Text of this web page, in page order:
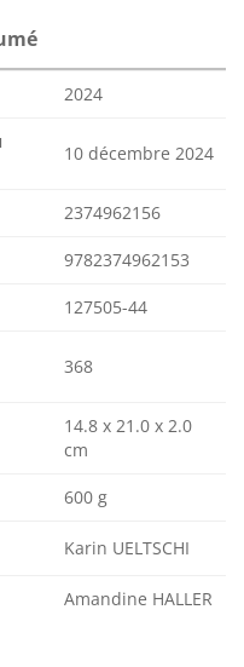
2024
10 décembre 2024
2374962156
9782374962153
127505-44
368
14.8 x 21.0 x 2.0
cm
600 g
Karin UELTSCHI
Amandine HALLER